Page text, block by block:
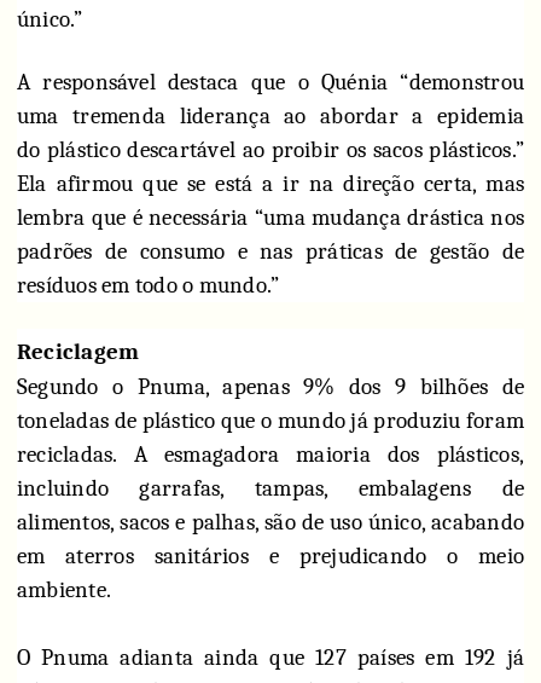
único.”
A responsável destaca que o Quénia “demonstrou
uma tremenda liderança ao abordar a epidemia
do plástico descartável ao proibir os sacos plásticos.”
Ela afirmou que se está a ir na direção certa, mas
lembra que é necessária “uma mudança drástica nos
padrões de consumo e nas práticas de gestão de
resíduos em todo o mundo.”
Reciclagem
Segundo o Pnuma, apenas 9% dos 9 bilhões de
toneladas de plástico que o mundo já produziu foram
recicladas. A esmagadora maioria dos plásticos,
incluindo garrafas, tampas, embalagens de
alimentos, sacos e palhas, são de uso único, acabando
em aterros sanitários e prejudicando o meio
ambiente.
O Pnuma adianta ainda que 127 países em 192 já